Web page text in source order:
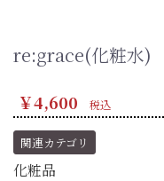
re:grace(化粧水)
￥4,600 税込
関連カテゴリ
化粧品